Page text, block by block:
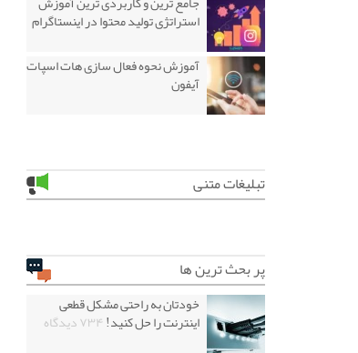
استراتژی تولید محتوا در اینستاگرام
آموزش نحوه فعال سازی هات اسپات
آیفون
تبلیغات متنی
پر بحث ترین ها
خودتان به راحتی مشکل قطعی
اینترنت را حل کنید!۷۳۴ دیدگاه